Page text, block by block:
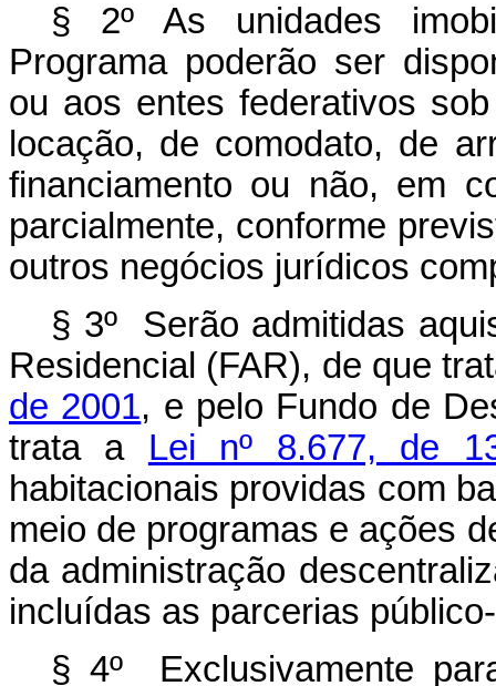
§ 2º As unidades
Programa poderão ser
ou aos entes federativos
locação, de comodato, de
financiamento ou não, em
parcialmente, conforme
outros negócios jurídicos
§ 3º Serão admitidas
Residencial (FAR), de que
de 2001, e pelo Fundo de
trata a Lei nº 8.677, de
habitacionais providas com
meio de programas e ações
da administração
incluídas as parcerias
§ 4º Exclusivamente